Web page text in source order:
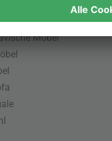
Möbel